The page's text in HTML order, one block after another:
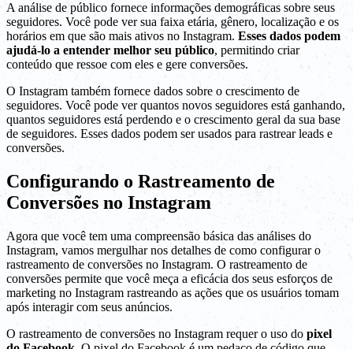
A análise de público fornece informações demográficas sobre seus
seguidores. Você pode ver sua faixa etária, gênero, localização e os
horários em que são mais ativos no Instagram. Esses dados podem
ajudá-lo a entender melhor seu público, permitindo criar
conteúdo que ressoe com eles e gere conversões.
O Instagram também fornece dados sobre o crescimento de
seguidores. Você pode ver quantos novos seguidores está ganhando,
quantos seguidores está perdendo e o crescimento geral da sua base
de seguidores. Esses dados podem ser usados para rastrear leads e
conversões.
Configurando o Rastreamento de
Conversões no Instagram
Agora que você tem uma compreensão básica das análises do
Instagram, vamos mergulhar nos detalhes de como configurar o
rastreamento de conversões no Instagram. O rastreamento de
conversões permite que você meça a eficácia dos seus esforços de
marketing no Instagram rastreando as ações que os usuários tomam
após interagir com seus anúncios.
O rastreamento de conversões no Instagram requer o uso do pixel